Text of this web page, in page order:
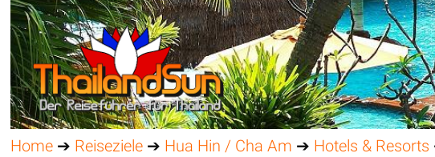
Home ➔ Reiseziele ➔ Hua Hin / Cha Am ➔ Hotels & Resorts